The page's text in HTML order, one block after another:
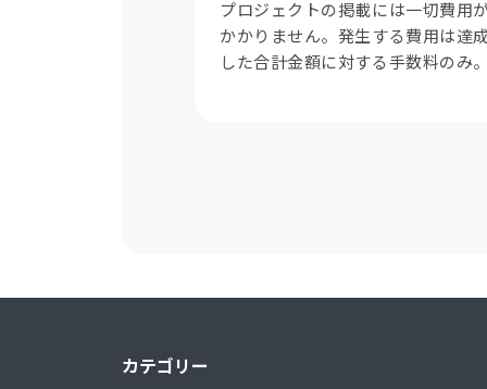
プロジェクトの掲載には一切費用
かかりません。発生する費用は達
した合計金額に対する手数料のみ
カテゴリー